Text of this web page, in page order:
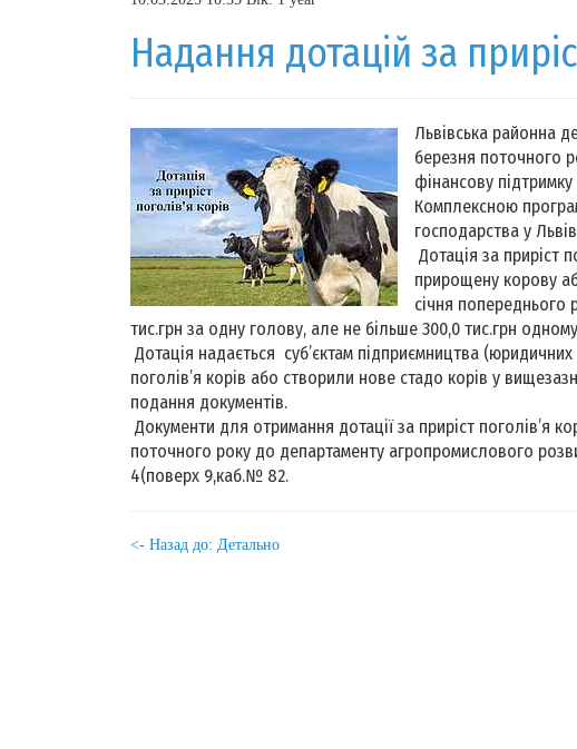
Надання дотацій за
Львівська районна
березня поточного
фінансову підтримку
Комплексною
господарства у
Дотація за приріст
прирощену корову
січня попереднього
тис.грн за одну голову, але не більше 300,0 тис.грн
Дотація надається суб’єктам підприємництва
поголів’я корів або створили нове стадо корів у
подання документів.
Документи для отримання дотації за приріст поголів’я
поточного року до департаменту агропромислового
4(поверх 9,каб.№ 82.
<- Назад до: Детально